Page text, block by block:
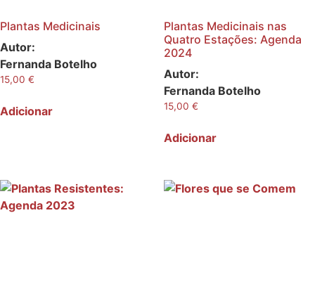
Plantas Medicinais
Autor:
Fernanda Botelho
15,00 €
Adicionar
Plantas Medicinais nas
Quatro Estações: Agenda
2024
Autor:
Fernanda Botelho
15,00 €
Adicionar